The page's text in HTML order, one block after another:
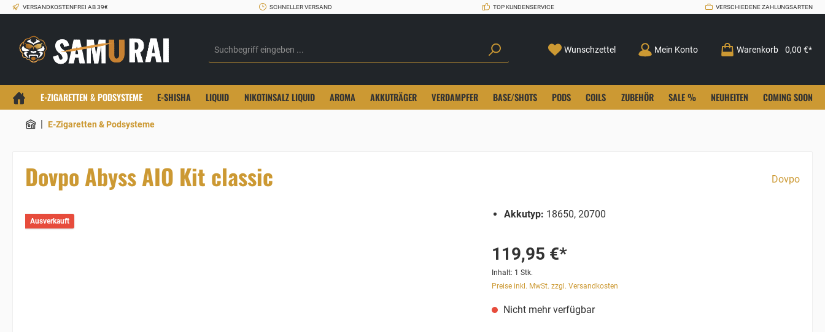
VERSANDKOSTENFREI AB 39€ SCHNELLER VERSAND TOP KUNDENSERVICE VERSCHIEDENE ZAHLUNGSARTEN
Wunschzettel Mein Konto Warenkorb 0,00 €*
E-ZIGARETTEN & PODSYSTEME E-SHISHA LIQUID NIKOTINSALZ LIQUID AROMA AKKUTRÄGER VERDAMPFER BASE/SHOTS PODS COILS ZUBEHÖR SALE % NEUHEITEN COMING SOON
| E-Zigaretten & Podsysteme
Dovpo Abyss AIO Kit classic Dovpo
Ausverkauft
Akkutyp: 18650, 20700
119,95 €*
Inhalt: 1 Stk.
Preise inkl. MwSt. zzgl. Versandkosten
Nicht mehr verfügbar